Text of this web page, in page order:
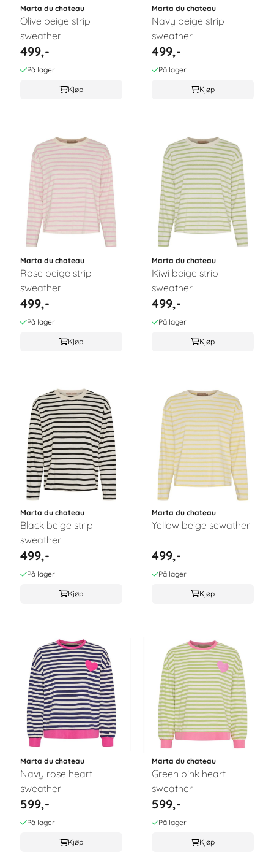
Marta du chateau
Olive beige strip
sweather
499,-
På lager
Kjøp
Marta du chateau
Navy beige strip
sweather
499,-
På lager
Kjøp
Marta du chateau
Rose beige strip
sweather
499,-
På lager
Kjøp
Marta du chateau
Kiwi beige strip
sweather
499,-
På lager
Kjøp
Marta du chateau
Black beige strip
sweather
499,-
På lager
Kjøp
Marta du chateau
Yellow beige sewather
499,-
På lager
Kjøp
Marta du chateau
Navy rose heart
sweather
599,-
På lager
Kjøp
Marta du chateau
Green pink heart
sweather
599,-
På lager
Kjøp